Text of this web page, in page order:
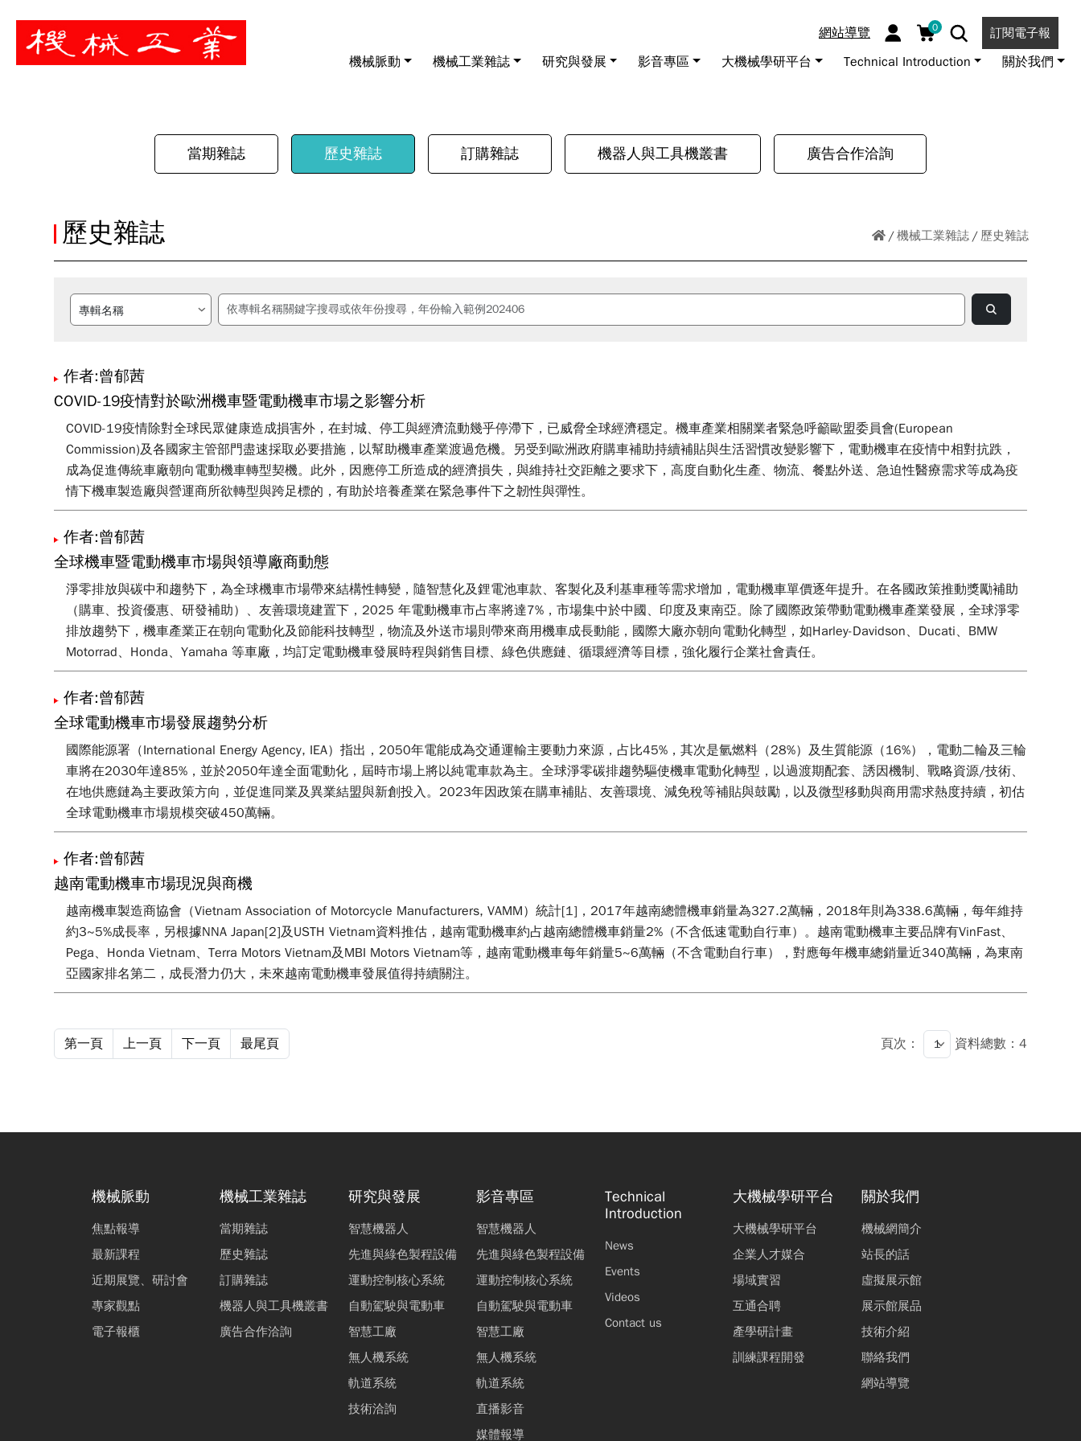
網站導覽 0 訂閱電子報
機械脈動 機械工業雜誌 研究與發展 影音專區 大機械學研平台 Technical Introduction 關於我們
暫停
當期雜誌 歷史雜誌 訂購雜誌 機器人與工具機叢書 廣告合作洽詢
機械工業雜誌 歷史雜誌
歷史雜誌
作者:曾郁茜
COVID-19疫情對於歐洲機車暨電動機車市場之影響分析
COVID-19疫情除對全球民眾健康造成損害外，在封城、停工與經濟流動幾乎停滯下，已威脅全球經濟穩定。機車產業相關業者緊急呼籲歐盟委員會(European
Commission)及各國家主管部門盡速採取必要措施，以幫助機車產業渡過危機。另受到歐洲政府購車補助持續補貼與生活習慣改變影響下，電動機車在疫情中相對抗跌，
成為促進傳統車廠朝向電動機車轉型契機。此外，因應停工所造成的經濟損失，與維持社交距離之要求下，高度自動化生產、物流、餐點外送、急迫性醫療需求等成為疫
情下機車製造廠與營運商所欲轉型與跨足標的，有助於培養產業在緊急事件下之韌性與彈性。
作者:曾郁茜
全球機車暨電動機車市場與領導廠商動態
淨零排放與碳中和趨勢下，為全球機車市場帶來結構性轉變，隨智慧化及鋰電池車款、客製化及利基車種等需求增加，電動機車單價逐年提升。在各國政策推動獎勵補助
（購車、投資優惠、研發補助）、友善環境建置下，2025 年電動機車市占率將達7%，市場集中於中國、印度及東南亞。除了國際政策帶動電動機車產業發展，全球淨零
排放趨勢下，機車產業正在朝向電動化及節能科技轉型，物流及外送市場則帶來商用機車成長動能，國際大廠亦朝向電動化轉型，如Harley-Davidson、Ducati、BMW
Motorrad、Honda、Yamaha 等車廠，均訂定電動機車發展時程與銷售目標、綠色供應鏈、循環經濟等目標，強化履行企業社會責任。
作者:曾郁茜
全球電動機車市場發展趨勢分析
國際能源署（International Energy Agency, IEA）指出，2050年電能成為交通運輸主要動力來源，占比45%，其次是氫燃料（28%）及生質能源（16%），電動二輪及三輪
車將在2030年達85%，並於2050年達全面電動化，屆時市場上將以純電車款為主。全球淨零碳排趨勢驅使機車電動化轉型，以過渡期配套、誘因機制、戰略資源/技術、
在地供應鏈為主要政策方向，並促進同業及異業結盟與新創投入。2023年因政策在購車補貼、友善環境、減免稅等補貼與鼓勵，以及微型移動與商用需求熱度持續，初估
全球電動機車市場規模突破450萬輛。
作者:曾郁茜
越南電動機車市場現況與商機
越南機車製造商協會（Vietnam Association of Motorcycle Manufacturers, VAMM）統計[1]，2017年越南總體機車銷量為327.2萬輛，2018年則為338.6萬輛，每年維持
約3~5%成長率，另根據NNA Japan[2]及USTH Vietnam資料推估，越南電動機車約占越南總體機車銷量2%（不含低速電動自行車）。越南電動機車主要品牌有VinFast、
Pega、Honda Vietnam、Terra Motors Vietnam及MBI Motors Vietnam等，越南電動機車每年銷量5~6萬輛（不含電動自行車），對應每年機車總銷量近340萬輛，為東南
亞國家排名第二，成長潛力仍大，未來越南電動機車發展值得持續關注。
第一頁 上一頁 下一頁 最尾頁 頁次： 資料總數：4
機械脈動
焦點報導
最新課程
近期展覽、研討會
專家觀點
電子報櫃
機械工業雜誌
當期雜誌
歷史雜誌
訂購雜誌
機器人與工具機叢書
廣告合作洽詢
研究與發展
智慧機器人
先進與綠色製程設備
運動控制核心系統
自動駕駛與電動車
智慧工廠
無人機系統
軌道系統
技術洽詢
影音專區
智慧機器人
先進與綠色製程設備
運動控制核心系統
自動駕駛與電動車
智慧工廠
無人機系統
軌道系統
直播影音
媒體報導
Technical
Introduction
News
Events
Videos
Contact us
大機械學研平台
大機械學研平台
企業人才媒合
場域實習
互通合聘
產學研計畫
訓練課程開發
關於我們
機械網簡介
站長的話
虛擬展示館
展示館展品
技術介紹
聯絡我們
網站導覽